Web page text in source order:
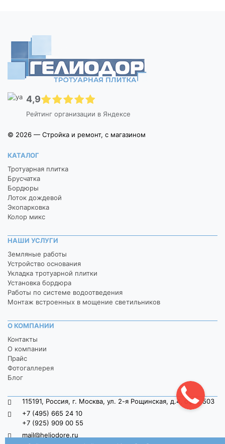
4,9
Рейтинг организации в Яндексе
© 2026 — Стройка и ремонт, с магазином
КАТАЛОГ
Тротуарная плитка
Брусчатка
Бордюры
Лоток дождевой
Экопарковка
Колор микс
НАШИ УСЛУГИ
Земляные работы
Устройство основания
Укладка тротуарной плитки
Установка бордюра
Работы по системе водоотведения
Монтаж встроенных в мощение светильников
О КОМПАНИИ
Контакты
О компании
Прайс
Фотогаллерея
Блог
115191, Россия, г. Москва, ул. 2-я Рощинская, д.4, офис 503
+7 (495) 665 24 10
+7 (925) 909 00 55
mail@heliodore.ru